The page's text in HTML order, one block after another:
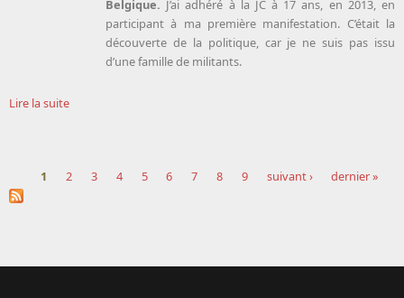
Belgique. J’ai adhéré à la JC à 17 ans, en 2013, en
participant à ma première manifestation. C’était la
découverte de la politique, car je ne suis pas issu
d’une famille de militants.
Lire la suite
Pages
1 2 3 4 5 6 7 8 9 suivant › dernier »